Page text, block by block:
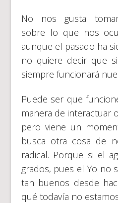
No nos gusta tomar
sobre lo que nos
aunque el pasado ha
no quiere decir que
siempre funcionará
Puede ser que
manera de interactuar
pero viene un
busca otra cosa de
radical. Porque si el
grados, pues el Yo no
tan buenos desde
qué todavía no